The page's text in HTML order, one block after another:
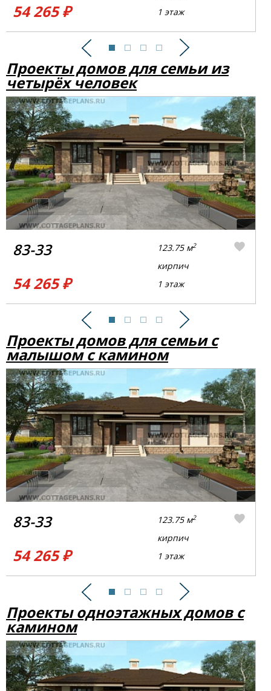
Предыдущий Следующий
54 265 ₽
1 этаж
Проекты домов для семьи из
четырёх человек
Предыдущий Следующий
83-33
54 265 ₽
123.75 м2
кирпич
1 этаж
Проекты домов для семьи с
малышом с камином
Предыдущий Следующий
83-33
54 265 ₽
123.75 м2
кирпич
1 этаж
Проекты одноэтажных домов с
камином